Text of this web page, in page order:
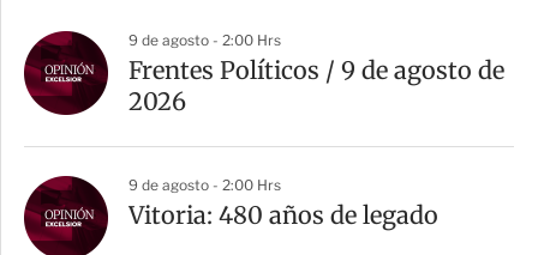
9 de agosto - 2:00 Hrs
Frentes Políticos / 9 de agosto de
2026
9 de agosto - 2:00 Hrs
Vitoria: 480 años de legado